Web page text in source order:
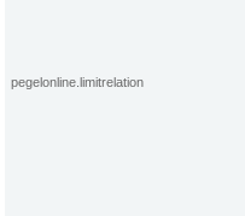
pegelonline.limitrelation